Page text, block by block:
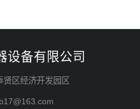
设备有限公司
贤区经济开发园区